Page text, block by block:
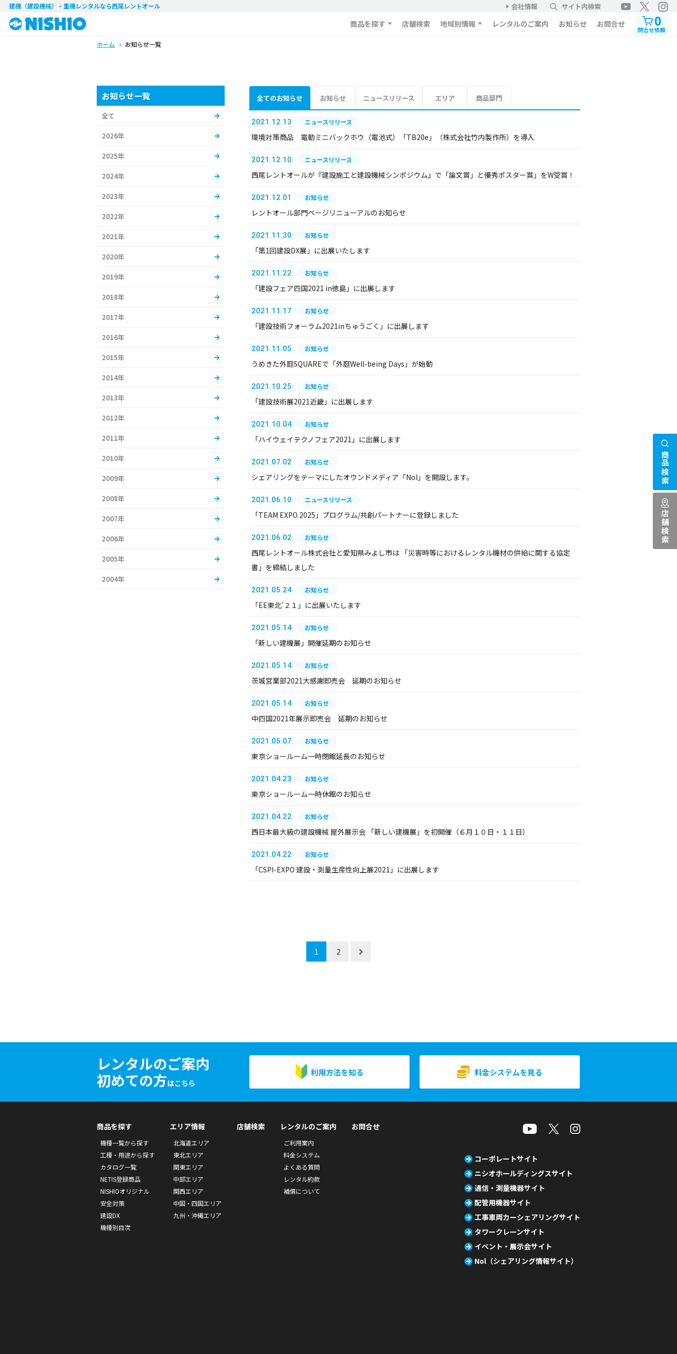
建機（建設機械）・重機レンタルなら西尾レントオール 会社情報 サイト内検索
商品を探す 店舗検索 地域別情報 レンタルのご案内 お知らせ お問合せ 0
問合せ依頼
ホーム お知らせ一覧
全てのお知らせ お知らせ ニュースリリース エリア 商品部門
2021.12.13 ニュースリリース
環境対策商品 電動ミニバックホウ（電池式）「TB20e」（株式会社竹内製作所）を導入
2021.12.10 ニュースリリース
西尾レントオールが『建設施工と建設機械シンポジウム』で「論文賞」と優秀ポスター賞」をW受賞！
2021.12.01 お知らせ
レントオール部門ページリニューアルのお知らせ
2021.11.30 お知らせ
「第1回建設DX展」に出展いたします
2021.11.22 お知らせ
「建設フェア四国2021 in徳島」に出展します
2021.11.17 お知らせ
「建設技術フォーラム2021inちゅうごく」に出展します
2021.11.05 お知らせ
うめきた外庭SQUAREで「外庭Well-being Days」が始動
2021.10.25 お知らせ
「建設技術展2021近畿」に出展します
2021.10.04 お知らせ
「ハイウェイテクノフェア2021」に出展します
2021.07.02 お知らせ
シェアリングをテーマにしたオウンドメディア「Nol」を開設します。
2021.06.10 ニュースリリース
「TEAM EXPO 2025」プログラム/共創パートナーに登録しました
2021.06.02 お知らせ
西尾レントオール株式会社と愛知県みよし市は 「災害時等におけるレンタル機材の供給に関する協定
書」を締結しました
2021.05.24 お知らせ
「EE東北’２１」に出展いたします
2021.05.14 お知らせ
「新しい建機展」開催延期のお知らせ
2021.05.14 お知らせ
茨城営業部2021大感謝即売会 延期のお知らせ
2021.05.14 お知らせ
中四国2021年展示即売会 延期のお知らせ
2021.05.07 お知らせ
東京ショールーム一時閉館延長のお知らせ
2021.04.23 お知らせ
東京ショールーム一時休館のお知らせ
2021.04.22 お知らせ
西日本最大級の建設機械 屋外展示会 「新しい建機展」を初開催（６月１０日・１１日）
2021.04.22 お知らせ
「CSPI-EXPO 建設・測量生産性向上展2021」に出展します
1 2
お知らせ一覧
全て
2026年
2025年
2024年
2023年
2022年
2021年
2020年
2019年
2018年
2017年
2016年
2015年
2014年
2013年
2012年
2011年
2010年
2009年
2008年
2007年
2006年
2005年
2004年
レンタルのご案内
初めての方はこちら
利用方法を知る 料金システムを見る
商品検索
店舗検索
商品を探す
機種一覧から探す
工種・用途から探す
カタログ一覧
NETIS登録商品
NISHIOオリジナル
安全対策
建設DX
機種別目次
エリア情報
北海道エリア
東北エリア
関東エリア
中部エリア
関西エリア
中国・四国エリア
九州・沖縄エリア
店舗検索 レンタルのご案内
ご利用案内
料金システム
よくある質問
レンタル約款
補償について
お問合せ
コーポレートサイト
ニシオホールディングスサイト
通信・測量機器サイト
配管用機器サイト
工事車両カーシェアリングサイト
タワークレーンサイト
イベント・展示会サイト
Nol（シェアリング情報サイト）